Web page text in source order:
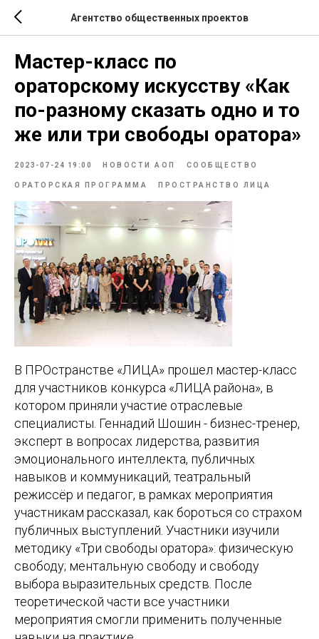
Агентство общественных проектов
Мастер-класс по
ораторскому искусству «Как
по-разному сказать одно и то
же или три свободы оратора»
2023-07-24 19:00 НОВОСТИ АОП СООБЩЕСТВО
ОРАТОРСКАЯ ПРОГРАММА ПРОСТРАНСТВО ЛИЦА
В ПРОстранстве «ЛИЦА» прошел мастер-класс
для участников конкурса «ЛИЦА района», в
котором приняли участие отраслевые
специалисты. Геннадий Шошин - бизнес-тренер,
эксперт в вопросах лидерства, развития
эмоционального интеллекта, публичных
навыков и коммуникаций, театральный
режиссёр и педагог, в рамках мероприятия
участникам рассказал, как бороться со страхом
публичных выступлений. Участники изучили
методику «Три свободы оратора»: физическую
свободу; ментальную свободу и свободу
выбора выразительных средств. После
теоретической части все участники
мероприятия смогли применить полученные